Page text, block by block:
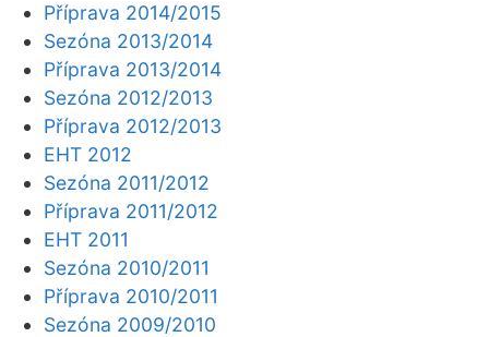
Příprava 2014/2015
Sezóna 2013/2014
Příprava 2013/2014
Sezóna 2012/2013
Příprava 2012/2013
EHT 2012
Sezóna 2011/2012
Příprava 2011/2012
EHT 2011
Sezóna 2010/2011
Příprava 2010/2011
Sezóna 2009/2010